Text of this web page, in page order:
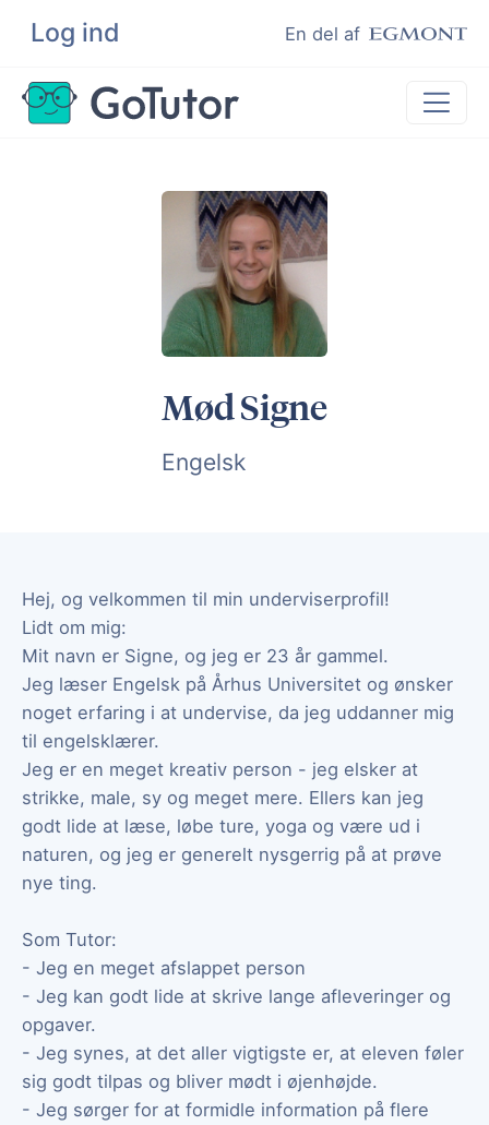
Log ind En del af
Søg
Lektiehjælp
Hjælp til ordblinde
Kundeudtalelser
Undervisere
Mød Signe
Engelsk
Hej, og velkommen til min underviserprofil!
Lidt om mig:
Mit navn er Signe, og jeg er 23 år gammel.
Jeg læser Engelsk på Århus Universitet og ønsker
noget erfaring i at undervise, da jeg uddanner mig
til engelsklærer.
Jeg er en meget kreativ person - jeg elsker at
strikke, male, sy og meget mere. Ellers kan jeg
godt lide at læse, løbe ture, yoga og være ud i
naturen, og jeg er generelt nysgerrig på at prøve
nye ting.
Som Tutor:
- Jeg en meget afslappet person
- Jeg kan godt lide at skrive lange afleveringer og
opgaver.
- Jeg synes, at det aller vigtigste er, at eleven føler
sig godt tilpas og bliver mødt i øjenhøjde.
- Jeg sørger for at formidle information på flere